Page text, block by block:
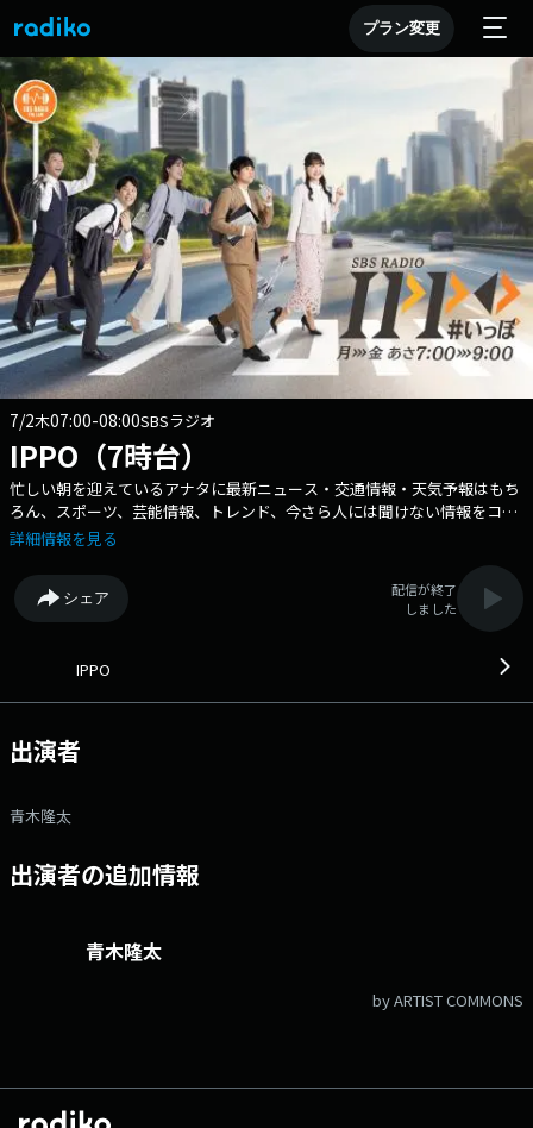
プラン変更
7/2木07:00-08:00SBSラジオ
IPPO（7時台）
忙しい朝を迎えているアナタに最新ニュース・交通情報・天気予報はもち
ろん、スポーツ、芸能情報、トレンド、今さら人には聞けない情報をコン
パクトに紹介！IPPOを聞いて、昨日より今日の自分をちょっとだけアップ
話、知らないと恥ずかしいトピック、 当たり前過ぎて、周りには聞き辛
い情報を丁寧にお伝えしていきます！ ▼08:25＜IPPOセレクション
＞ ゲストコーナー：トレンド、グルメ、ファッション、健康。 忙しい
ージ：http://www.at-s.com/sbsradio/program/ippo/ 番組公式 X：
s.com/apps/entryform/entry/form/148665
詳細情報を見る
シェア
配信が終了
しました
IPPO
出演者
青木隆太
出演者の追加情報
青木隆太
by ARTIST COMMONS